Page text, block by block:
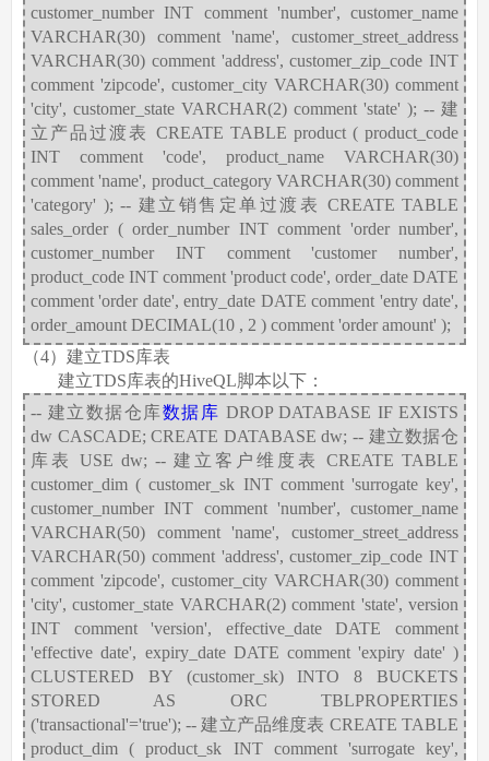
customer_number INT comment 'number', customer_name
VARCHAR(30) comment 'name', customer_street_address
VARCHAR(30) comment 'address', customer_zip_code INT
comment 'zipcode', customer_city VARCHAR(30) comment
'city', customer_state VARCHAR(2) comment 'state' ); -- 建
立产品过渡表 CREATE TABLE product ( product_code
INT comment 'code', product_name VARCHAR(30)
comment 'name', product_category VARCHAR(30) comment
'category' ); -- 建立销售定单过渡表 CREATE TABLE
sales_order ( order_number INT comment 'order number',
customer_number INT comment 'customer number',
product_code INT comment 'product code', order_date DATE
comment 'order date', entry_date DATE comment 'entry date',
order_amount DECIMAL(10 , 2 ) comment 'order amount' );
（4）建立TDS库表
建立TDS库表的HiveQL脚本以下：
-- 建立数据仓库数据库 DROP DATABASE IF EXISTS
dw CASCADE; CREATE DATABASE dw; -- 建立数据仓
库表 USE dw; -- 建立客户维度表 CREATE TABLE
customer_dim ( customer_sk INT comment 'surrogate key',
customer_number INT comment 'number', customer_name
VARCHAR(50) comment 'name', customer_street_address
VARCHAR(50) comment 'address', customer_zip_code INT
comment 'zipcode', customer_city VARCHAR(30) comment
'city', customer_state VARCHAR(2) comment 'state', version
INT comment 'version', effective_date DATE comment
'effective date', expiry_date DATE comment 'expiry date' )
CLUSTERED BY (customer_sk) INTO 8 BUCKETS
STORED AS ORC TBLPROPERTIES
('transactional'='true'); -- 建立产品维度表 CREATE TABLE
product_dim ( product_sk INT comment 'surrogate key',